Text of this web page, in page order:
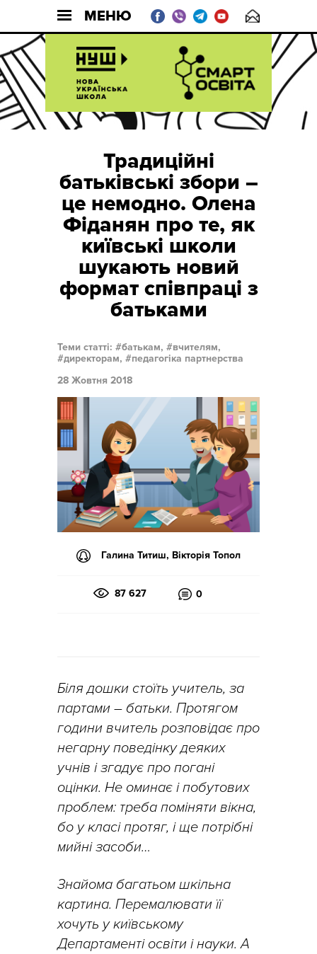
МЕНЮ
Традиційні
батьківські збори –
це немодно. Олена
Фіданян про те, як
київські школи
шукають новий
формат співпраці з
батьками
Теми статті: батькам,
вчителям,
директорам,
педагогіка партнерства
28 Жовтня 2018
Галина Титиш, Вікторія Топол
87 627 0
Біля дошки стоїть учитель, за
партами – батьки. Протягом
години вчитель розповідає про
негарну поведінку деяких
учнів і згадує про погані
оцінки. Не оминає і побутових
проблем: треба поміняти вікна,
бо у класі протяг, і ще потрібні
мийні засоби…
Знайома багатьом шкільна
картина. Перемалювати її
хочуть у київському
Департаменті освіти і науки. А